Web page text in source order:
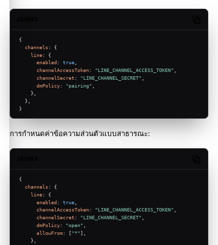
{
channels : {
line: {
enabled : true,
channelAccessToken: "LINE_CHANNEL_ACCESS_TOKEN"
channelSecret : "LINE_CHANNEL_SECRET"
dmPolicy: "pairing"
    },
  },
}
การกำหนดค่าข้อความส่วนตัวแบบสาธารณะ:
{
channels : {
line: {
enabled : true
channelAccessToken: "LINE_CHANNEL_ACCESS_TOKEN"
channelSecret : "LINE_CHANNEL_SECRET"
dmPolicy: "open"
allowFrom: ["*"],
    },